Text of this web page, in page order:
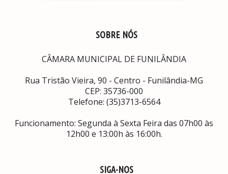
SOBRE NÓS
CÂMARA MUNICIPAL DE FUNILÂNDIA
Rua Tristão Vieira, 90 - Centro - Funilândia-MG
CEP: 35736-000
Telefone: (35)3713-6564
Funcionamento: Segunda à Sexta Feira das 07h00 às
12h00 e 13:00h às 16:00h.
SIGA-NOS